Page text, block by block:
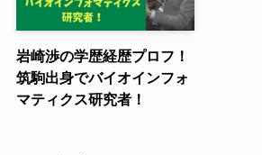
岩崎渉の学歴経歴プロフ！
筑駒出身でバイオインフォ
マティクス研究者！